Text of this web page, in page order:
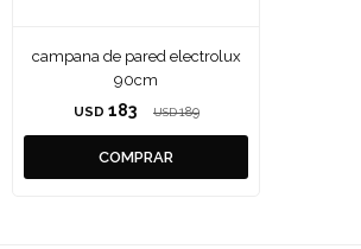
campana de pared electrolux
90cm
USD 183 USD 189